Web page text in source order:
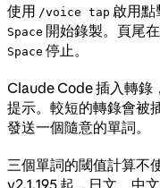
使用 /voice tap 啟用點
Space 開始錄製。頁尾
Space 停止。
Claude Code 插入轉錄
提示。較短的轉錄會被
發送一個隨意的單詞。
三個單詞的閾值計算不
v2.1.195 起，日文、中